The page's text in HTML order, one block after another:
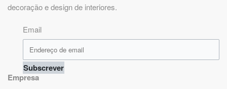
decoração e design de interiores.
Email
Subscrever
Empresa